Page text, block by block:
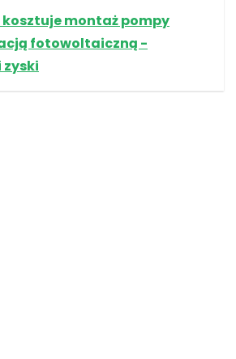
kosztuje montaż pompy
fotowoltaiczną -
zyski